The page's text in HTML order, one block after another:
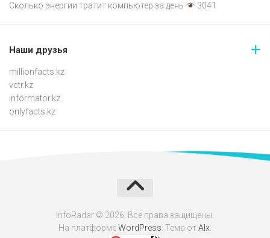
Сколько энергии тратит компьютер за день
3041
Наши друзья
millionfacts.kz
vctr.kz
informator.kz
onlyfacts.kz
InfoRadar © 2026. Все права защищены.
На платформеWordPress. Тема отAlx.